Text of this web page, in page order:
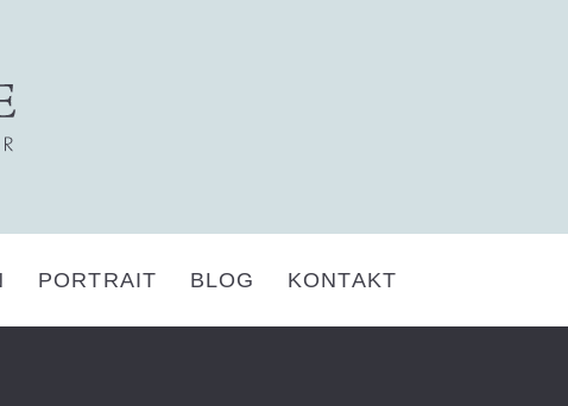
PORTRAIT BLOG KONTAKT